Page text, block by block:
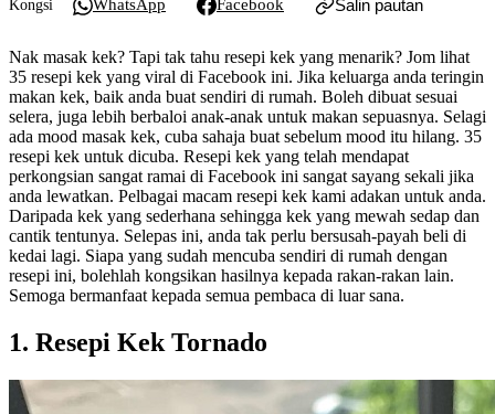
Kongsi WhatsApp Facebook Salin pautan
Nak masak kek? Tapi tak tahu resepi kek yang menarik? Jom lihat
35 resepi kek yang viral di Facebook ini. Jika keluarga anda teringin
makan kek, baik anda buat sendiri di rumah. Boleh dibuat sesuai
selera, juga lebih berbaloi anak-anak untuk makan sepuasnya. Selagi
ada mood masak kek, cuba sahaja buat sebelum mood itu hilang. 35
resepi kek untuk dicuba. Resepi kek yang telah mendapat
perkongsian sangat ramai di Facebook ini sangat sayang sekali jika
anda lewatkan. Pelbagai macam resepi kek kami adakan untuk anda.
Daripada kek yang sederhana sehingga kek yang mewah sedap dan
cantik tentunya. Selepas ini, anda tak perlu bersusah-payah beli di
kedai lagi. Siapa yang sudah mencuba sendiri di rumah dengan
resepi ini, bolehlah kongsikan hasilnya kepada rakan-rakan lain.
Semoga bermanfaat kepada semua pembaca di luar sana.
1. Resepi Kek Tornado